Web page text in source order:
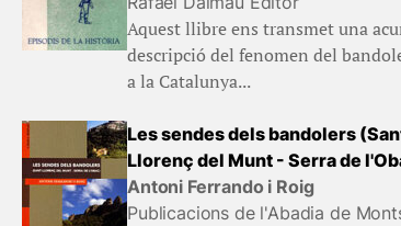
Aquest llibre ens transmet una
descripció del fenomen del
a la Catalunya...
Les sendes dels bandolers
Llorenç del Munt - Serra de
Antoni Ferrando i Roig
Publicacions de l'Abadia de